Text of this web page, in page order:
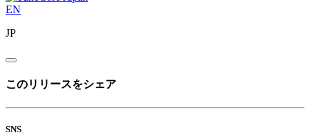
EN
JP
このリリースをシェア
SNS